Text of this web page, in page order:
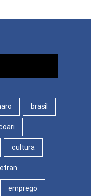
brasil
cultura
emprego